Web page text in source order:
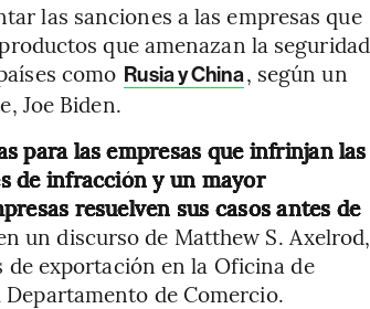
las sanciones a las empresas que
que amenazan la seguridad
como Rusia y China, según un
Joe Biden.
para las empresas que infrinjan las
de infracción y un mayor
resuelven sus casos antes de
un discurso de Matthew S. Axelrod,
exportación en la Oficina de
Departamento de Comercio.